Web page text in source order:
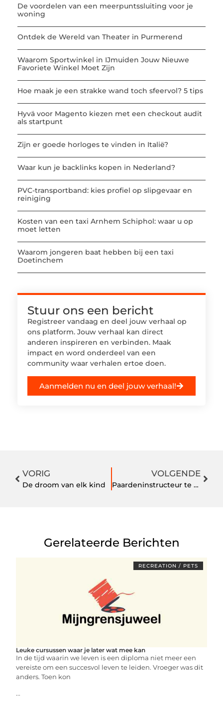
De voordelen van een meerpuntssluiting voor je
woning
Ontdek de Wereld van Theater in Purmerend
Waarom Sportwinkel in IJmuiden Jouw Nieuwe
Favoriete Winkel Moet Zijn
Hoe maak je een strakke wand toch sfeervol? 5 tips
Hyvä voor Magento kiezen met een checkout audit
als startpunt
Zijn er goede horloges te vinden in Italië?
Waar kun je backlinks kopen in Nederland?
PVC-transportband: kies profiel op slipgevaar en
reiniging
Kosten van een taxi Arnhem Schiphol: waar u op
moet letten
Waarom jongeren baat hebben bij een taxi
Doetinchem
Stuur ons een bericht
Registreer vandaag en deel jouw verhaal op
ons platform. Jouw verhaal kan direct
anderen inspireren en verbinden. Maak
impact en word onderdeel van een
community waar verhalen ertoe doen.
Aanmelden nu en deel jouw verhaal!
VORIG
De droom van elk kind
VOLGENDE
Paardeninstructeur te Hulshorst
Gerelateerde Berichten
RECREATION / PETS
Leuke cursussen waar je later wat mee kan
In de tijd waarin we leven is een diploma niet meer een
vereiste om een succesvol leven te leiden. Vroeger was dit
anders. Toen kon
...